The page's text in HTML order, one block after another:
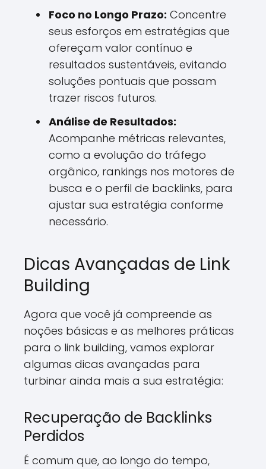
Foco no Longo Prazo: Concentre
seus esforços em estratégias que
ofereçam valor contínuo e
resultados sustentáveis, evitando
soluções pontuais que possam
trazer riscos futuros.
Análise de Resultados:
Acompanhe métricas relevantes,
como a evolução do tráfego
orgânico, rankings nos motores de
busca e o perfil de backlinks, para
ajustar sua estratégia conforme
necessário.
Dicas Avançadas de Link
Building
Agora que você já compreende as
noções básicas e as melhores práticas
para o link building, vamos explorar
algumas dicas avançadas para
turbinar ainda mais a sua estratégia:
Recuperação de Backlinks
Perdidos
É comum que, ao longo do tempo,